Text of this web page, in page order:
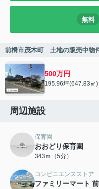
無料
前橋市茂木町 土地の販売中物
500万円
195.96坪(647.83㎡)
周辺施設
保育園
おおどり保育園
343ｍ（5分）
コンビニエンスストア
ファミリーマート